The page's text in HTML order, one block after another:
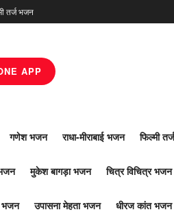
तर्ज भजन
APP
गणेश भजन राधा-मीराबाई भजन फिल्मी
मुकेश बागड़ा भजन चित्र विचित्र भजन
भजन उपासना मेहता भजन धीरज कांत भजन